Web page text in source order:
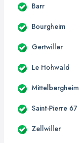
Barr
Bourgheim
Gertwiller
Le Hohwald
Mittelbergheim
Saint-Pierre 67
Zellwiller